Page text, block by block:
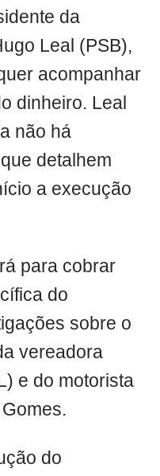
da
Leal (PSB),
acompanhar
dinheiro. Leal
não há
detalhem
a execução
para cobrar
do
sobre o
vereadora
e do motorista
do